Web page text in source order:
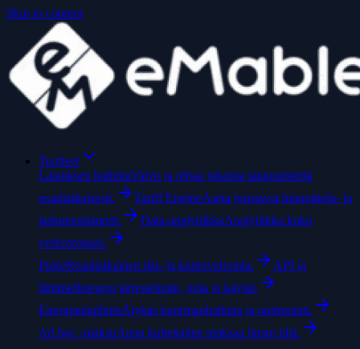
Skip to content
Tuotteet
Latauksen hallintaValvo ja ohjaa jokaista latauspistettä
reaaliaikaisesti.
Tariff EngineAseta joustavat hinnoittelu- ja
laskutussäännöt.
Data-analytiikkaAnalytiikka koko
verkostostasi.
PulseReaaliaikainen tila- ja kuntovalvonta.
API ja
liittimetIntegroi järjestelmiin, joita jo käytät.
EnergianhallintaÄlykäs kuormanhallinta ja optimointi.
Ad hoc -maksuAnna kuljettajien maksaa ilman tiliä.